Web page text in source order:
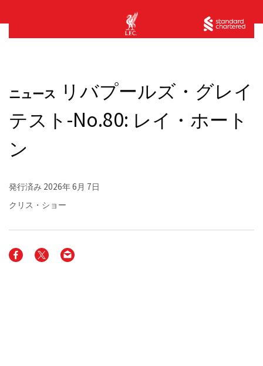
ニュース リバプールズ・グレイ
テスト-No.80: レイ・ホート
ン
発行済み 2026年 6月 7日
クリス・ショー